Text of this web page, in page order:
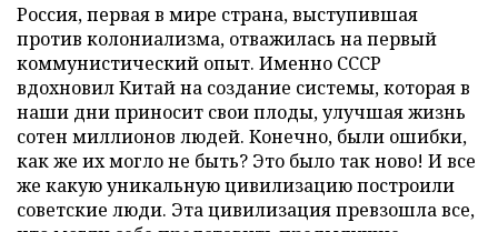
Россия, первая в мире страна, выступившая
против колониализма, отважилась на первый
коммунистический опыт. Именно СССР
вдохновил Китай на создание системы, которая в
наши дни приносит свои плоды, улучшая жизнь
сотен миллионов людей. Конечно, были ошибки,
как же их могло не быть? Это было так ново! И все
же какую уникальную цивилизацию построили
советские люди. Эта цивилизация превзошла все,